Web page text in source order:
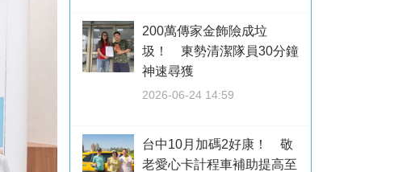
200萬傳家金飾險成垃
圾！ 東勢清潔隊員30分鐘
神速尋獲
2026-06-24 14:59
台中10月加碼2好康！ 敬
老愛心卡計程車補助提高至